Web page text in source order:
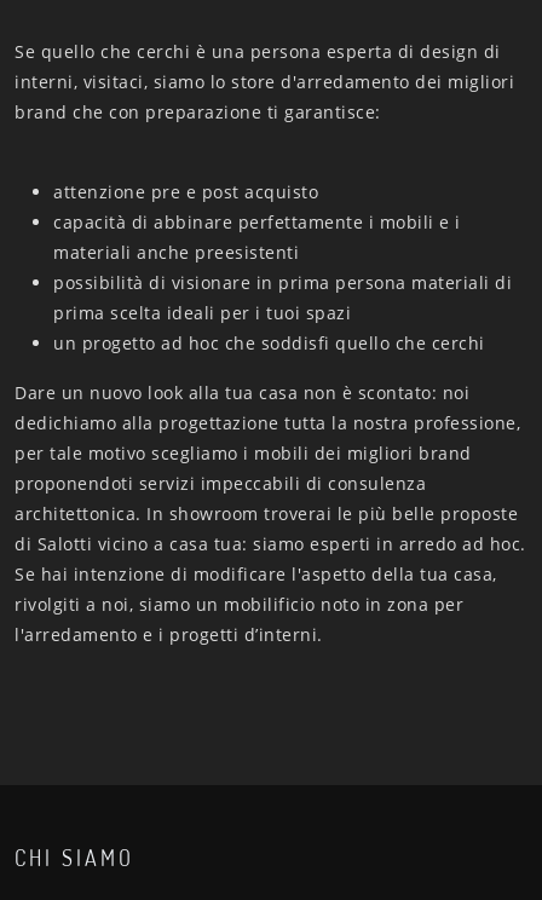
Se quello che cerchi è una persona esperta di design di
interni, visitaci, siamo lo store d'arredamento dei migliori
brand che con preparazione ti garantisce:
attenzione pre e post acquisto
capacità di abbinare perfettamente i mobili e i
materiali anche preesistenti
possibilità di visionare in prima persona materiali di
prima scelta ideali per i tuoi spazi
un progetto ad hoc che soddisfi quello che cerchi
Dare un nuovo look alla tua casa non è scontato: noi
dedichiamo alla progettazione tutta la nostra professione,
per tale motivo scegliamo i mobili dei migliori brand
proponendoti servizi impeccabili di consulenza
architettonica. In showroom troverai le più belle proposte
di Salotti vicino a casa tua: siamo esperti in arredo ad hoc.
Se hai intenzione di modificare l'aspetto della tua casa,
rivolgiti a noi, siamo un mobilificio noto in zona per
l'arredamento e i progetti d’interni.
CHI SIAMO